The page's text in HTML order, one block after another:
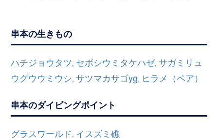
串本の生きもの
ハチジョウタツ, セボシウミタケハゼ,サガミリュ
ウグウウミウシ,サツマカサゴyg, ヒラメ（ペア）
串本のダイビングポイント
グラスワールド, イスズミ礁